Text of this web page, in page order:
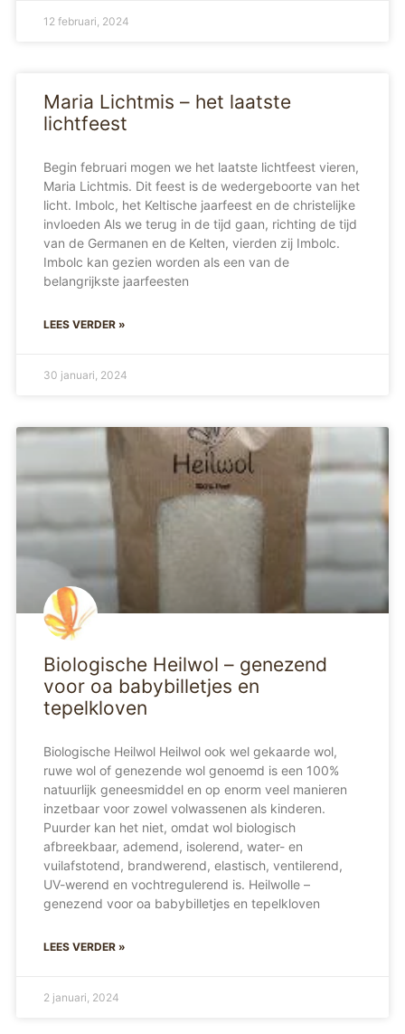
12 februari, 2024
Maria Lichtmis – het laatste
lichtfeest
Begin februari mogen we het laatste lichtfeest vieren,
Maria Lichtmis. Dit feest is de wedergeboorte van het
licht. Imbolc, het Keltische jaarfeest en de christelijke
invloeden Als we terug in de tijd gaan, richting de tijd
van de Germanen en de Kelten, vierden zij Imbolc.
Imbolc kan gezien worden als een van de
belangrijkste jaarfeesten
LEES VERDER »
30 januari, 2024
Biologische Heilwol – genezend
voor oa babybilletjes en
tepelkloven
Biologische Heilwol Heilwol ook wel gekaarde wol,
ruwe wol of genezende wol genoemd is een 100%
natuurlijk geneesmiddel en op enorm veel manieren
inzetbaar voor zowel volwassenen als kinderen.
Puurder kan het niet, omdat wol biologisch
afbreekbaar, ademend, isolerend, water- en
vuilafstotend, brandwerend, elastisch, ventilerend,
UV-werend en vochtregulerend is. Heilwolle –
genezend voor oa babybilletjes en tepelkloven
LEES VERDER »
2 januari, 2024